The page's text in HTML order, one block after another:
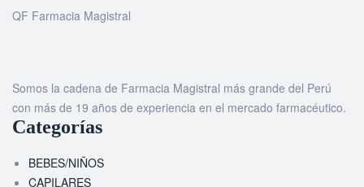
QF Farmacia Magistral
Somos la cadena de Farmacia Magistral más grande del Perú
con más de 19 años de experiencia en el mercado farmacéutico.
Categorías
BEBES/NIÑOS
CAPILARES